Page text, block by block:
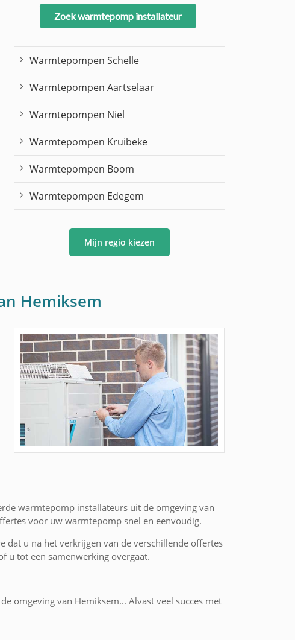
Zoek warmtepomp installateur
Warmtepompen Schelle
Warmtepompen Aartselaar
Warmtepompen Niel
Warmtepompen Kruibeke
Warmtepompen Boom
Warmtepompen Edegem
Mijn regio kiezen
Hemiksem
warmtepomp installateurs uit de omgeving van
voor uw warmtepomp snel en eenvoudig.
dat u na het verkrijgen van de verschillende offertes
u tot een samenwerking overgaat.
omgeving van Hemiksem... Alvast veel succes met